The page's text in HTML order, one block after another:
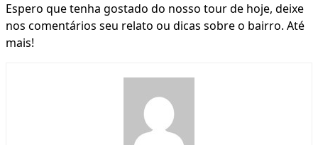
Espero que tenha gostado do nosso tour de hoje, deixe
nos comentários seu relato ou dicas sobre o bairro. Até
mais!